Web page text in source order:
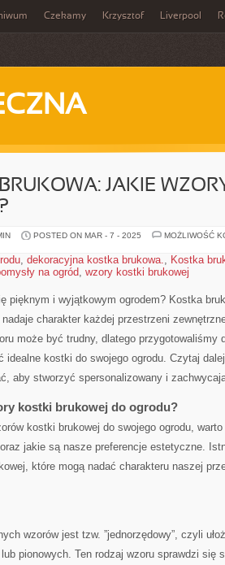
Czekamy Krzysztof Liverpool
JAKIE
POSTED ON MAR - 7 - 2025
MOŻLIWOŚĆ
, dekoracyjna kostka brukowa., Kostka
na ogród, wzory kostki brukowej
pięknym⁣ i wyjątkowym ogrodem? Kostka
charakter każdej przestrzeni
może być ⁤trudny, dlatego ‌przygotowaliśmy
​idealne kostki‍ do swojego ogrodu. Czytaj
aby ⁤stworzyć spersonalizowany i
kostki brukowej do​ ogrodu?
kostki brukowej ‍do swojego ogrodu,
jakie są nasze preferencje estetyczne.
które mogą nadać⁤ charakteru naszej
wzorów​ jest ⁢tzw. ‍”jednorzędowy”, czyli
pionowych. Ten rodzaj wzoru sprawdzi się​